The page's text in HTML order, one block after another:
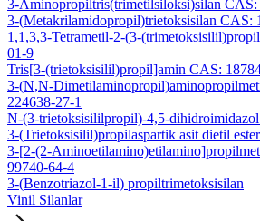
3-Aminopropiltris(trimetilsiloksi)silan CAS:
3-(Metakrilamidopropil)trietoksisilan CAS:
1,1,3,3-Tetrametil-2-(3-
01-9
Tris[3-(trietoksisilil)propil]amin CAS:
3-(N,N-
224638-27-1
N-(3-trietoksisililpropil)-4,5-
3-(Trietoksisilil)propilaspartik asit dietil ester
3-[2-(2-
99740-64-4
3-(Benzotriazol-1-il) propiltrimetoksisilan
Vinil Silanlar